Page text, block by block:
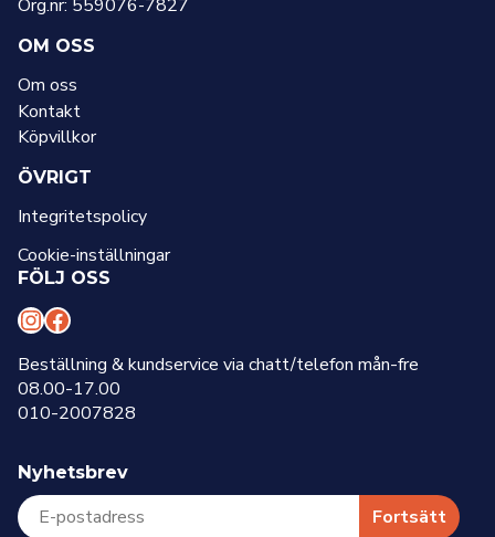
Org.nr: 559076-7827
OM OSS
Om oss
Kontakt
Köpvillkor
ÖVRIGT
Integritetspolicy
Cookie-inställningar
FÖLJ OSS
I
n
s
t
a
g
r
F
a
c
e
b
o
o
Beställning & kundservice via chatt/telefon mån-fre
08.00-17.00
010-2007828
Nyhetsbrev
Fortsätt